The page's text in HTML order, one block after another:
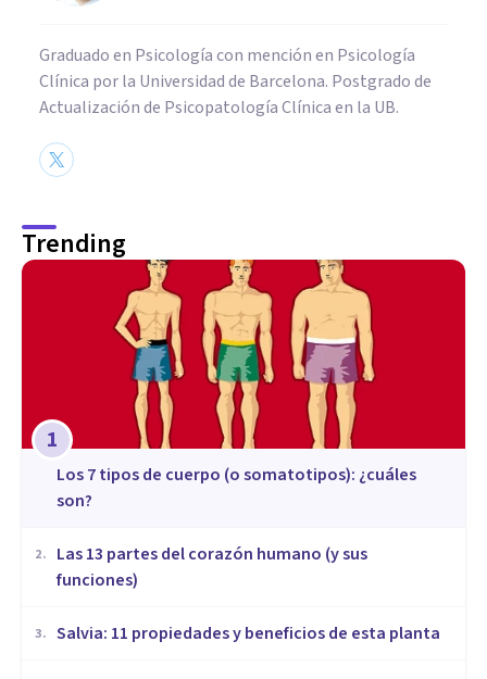
Graduado en Psicología con mención en Psicología
Clínica por la Universidad de Barcelona. Postgrado de
Actualización de Psicopatología Clínica en la UB.
Trending
1
​Los 7 tipos de cuerpo (o somatotipos): ¿cuáles
son?
2.
Las 13 partes del corazón humano (y sus
funciones)
3. Salvia: 11 propiedades y beneficios de esta planta